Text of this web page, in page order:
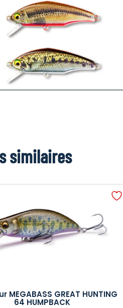
similaires
MEGABASS GREAT HUNTING
64 HUMPBACK